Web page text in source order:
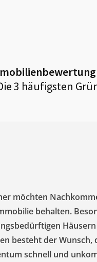
3 häufigsten
möchten
behalten.
besteht der Wunsch,
schnell und